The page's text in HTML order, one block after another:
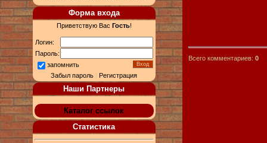
Форма входа
Приветствую Вас Гость!
Логин:
Пароль:
запомнить
Забыл пароль |Регистрация
Наши Партнеры
Каталог ссылок
Статистика
Всего комментариев: 0